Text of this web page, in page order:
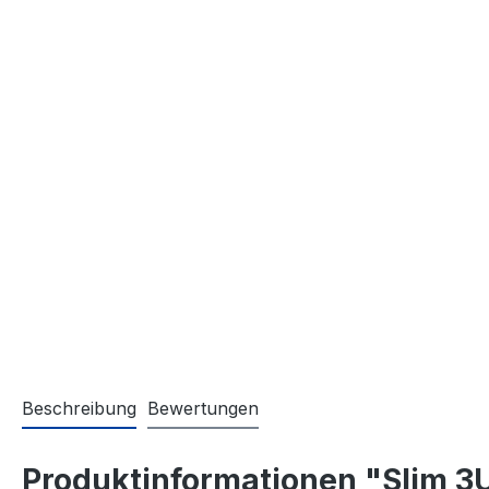
Beschreibung Bewertungen
Produktinformationen "Slim